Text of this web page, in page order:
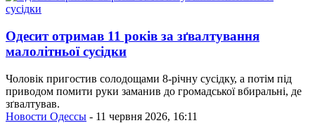
Одесит отримав 11 років за зґвалтування
малолітньої сусідки
Чоловік пригостив солодощами 8-річну сусідку, а потім під
приводом помити руки заманив до громадської вбиральні, де
зґвалтував.
Новости Одессы - 11 червня 2026, 16:11